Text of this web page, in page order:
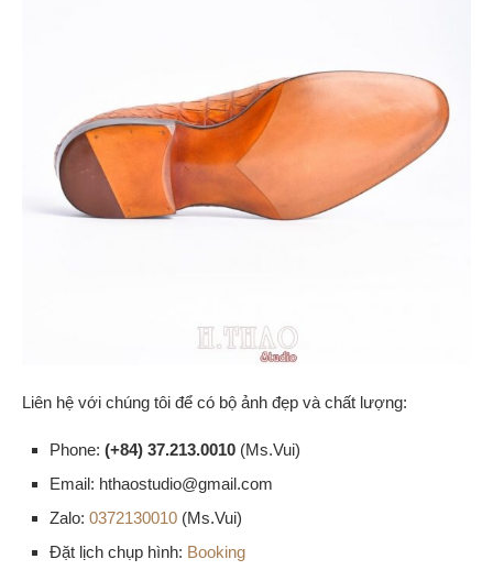
Liên hệ với chúng tôi để có bộ ảnh đẹp và chất lượng:
Phone: (+84) 37.213.0010 (Ms.Vui)
Email: hthaostudio@gmail.com
Zalo: 0372130010 (Ms.Vui)
Đặt lịch chụp hình: Booking